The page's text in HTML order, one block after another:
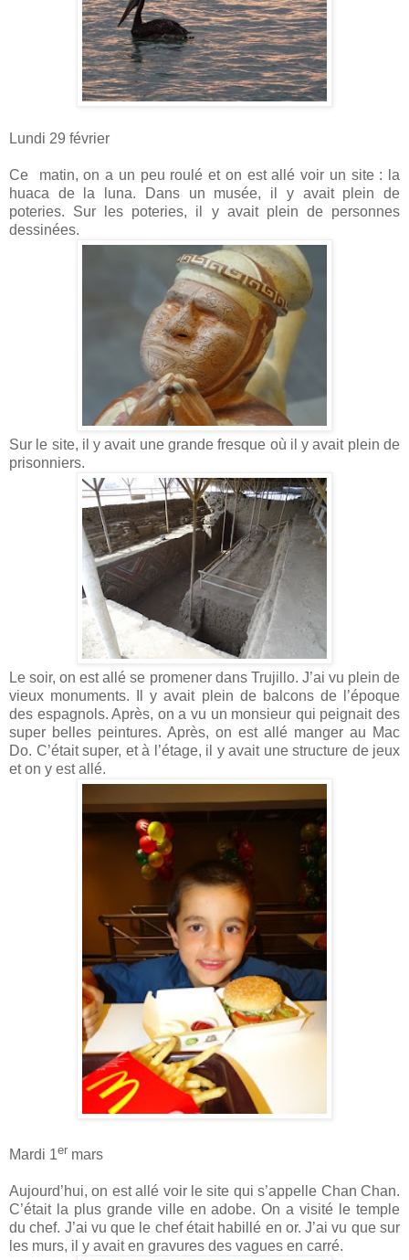
Lundi 29 février
Ce
matin, on a un peu roulé et on est allé voir un site : la
huaca de la luna. Dans un musée, il y avait plein de
poteries. Sur les poteries, il y avait plein de personnes
dessinées.
Sur le site, il y avait une grande fresque où il y avait plein de
prisonniers.
Le soir, on est allé se promener dans Trujillo. J’ai vu plein de
vieux monuments. Il y avait plein de balcons de l’époque
des espagnols. Après, on a vu un monsieur qui peignait des
super belles peintures. Après, on est allé manger au Mac
Do. C’était super, et à l’étage, il y avait une structure de jeux
et on y est allé.
Mardi 1er mars
Aujourd’hui, on est allé voir le site qui s’appelle Chan Chan.
C’était la plus grande ville en adobe. On a visité le temple
du chef. J’ai vu que le chef était habillé en or. J’ai vu que sur
les murs, il y avait en gravures des vagues en carré.